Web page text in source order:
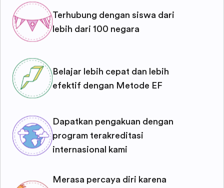
Terhubung dengan siswa dari
lebih dari 100 negara
Belajar lebih cepat dan lebih
efektif dengan Metode EF
Dapatkan pengakuan dengan
program terakreditasi
internasional kami
Merasa percaya diri karena